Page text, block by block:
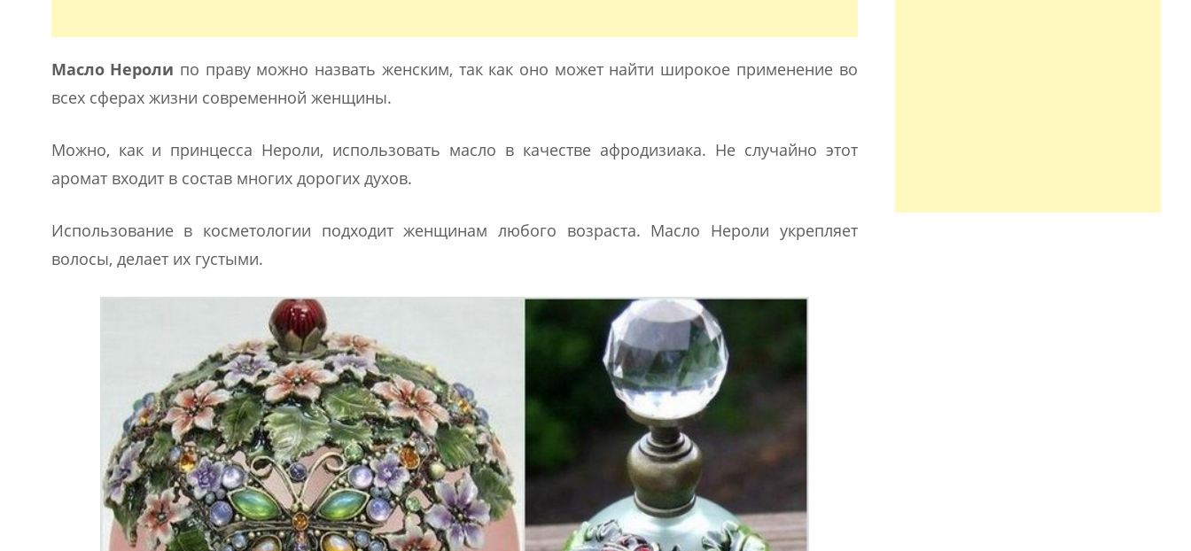
Масло Нероли по праву можно назвать женским, так как оно может найти широкое применение во
всех сферах жизни современной женщины.
Можно, как и принцесса Нероли, использовать масло в качестве афродизиака. Не случайно этот
аромат входит в состав многих дорогих духов.
Использование в косметологии подходит женщинам любого возраста. Масло Нероли укрепляет
волосы, делает их густыми.